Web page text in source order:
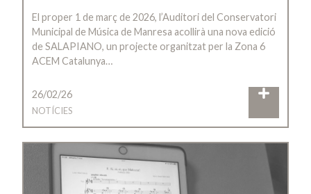
El proper 1 de març de 2026, l’Auditori del Conservatori
Municipal de Música de Manresa acollirà una nova edició
de SALAPIANO, un projecte organitzat per la Zona 6
ACEM Catalunya…
26/02/26
NOTÍCIES